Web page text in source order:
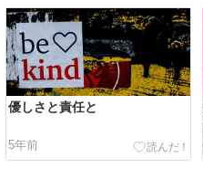
優しさと責任と
5年前